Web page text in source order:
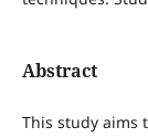
Abstract
This study aims